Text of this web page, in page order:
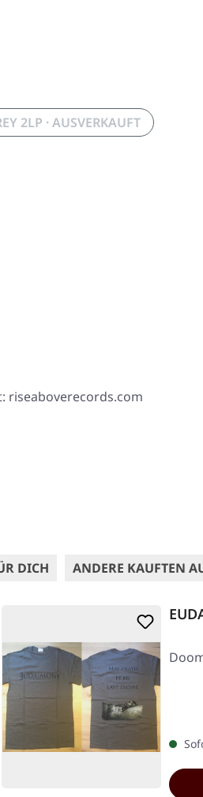
2LP · AUSVERKAUFT
riseaboverecords.com
DICH ANDERE KAUFTEN